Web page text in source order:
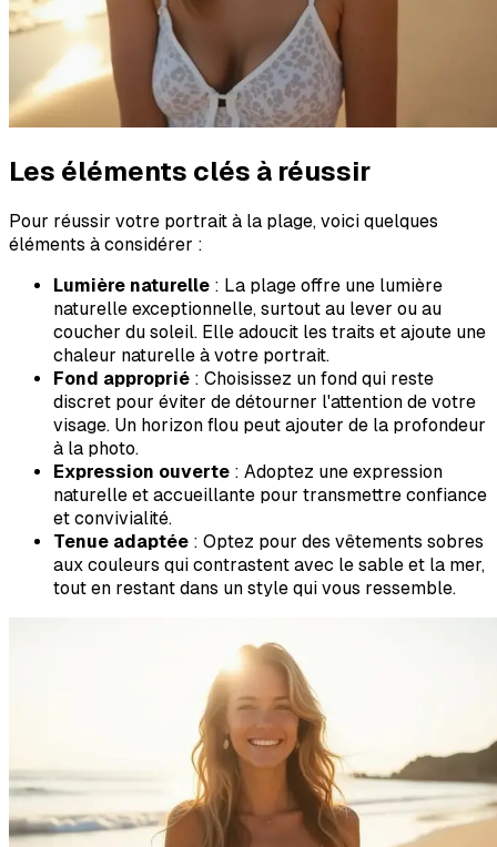
Les éléments clés à réussir
Pour réussir votre portrait à la plage, voici quelques
éléments à considérer :
Lumière naturelle : La plage offre une lumière
naturelle exceptionnelle, surtout au lever ou au
coucher du soleil. Elle adoucit les traits et ajoute une
chaleur naturelle à votre portrait.
Fond approprié : Choisissez un fond qui reste
discret pour éviter de détourner l'attention de votre
visage. Un horizon flou peut ajouter de la profondeur
à la photo.
Expression ouverte : Adoptez une expression
naturelle et accueillante pour transmettre confiance
et convivialité.
Tenue adaptée : Optez pour des vêtements sobres
aux couleurs qui contrastent avec le sable et la mer,
tout en restant dans un style qui vous ressemble.